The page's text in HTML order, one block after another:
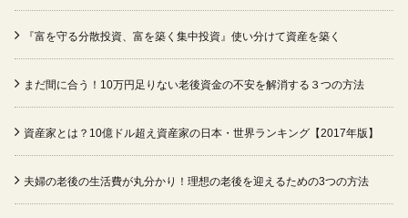
『富を守る分散投資、富を築く集中投資』使い分けて資産を築く
まだ間に合う！10万円足りない老後資金の不安を解消する３つの方法
資産家とは？10億ドル超え資産家の日本・世界ランキング【2017年版】
夫婦の老後の生活費が丸分かり！理想の老後を迎えるための3つの方法